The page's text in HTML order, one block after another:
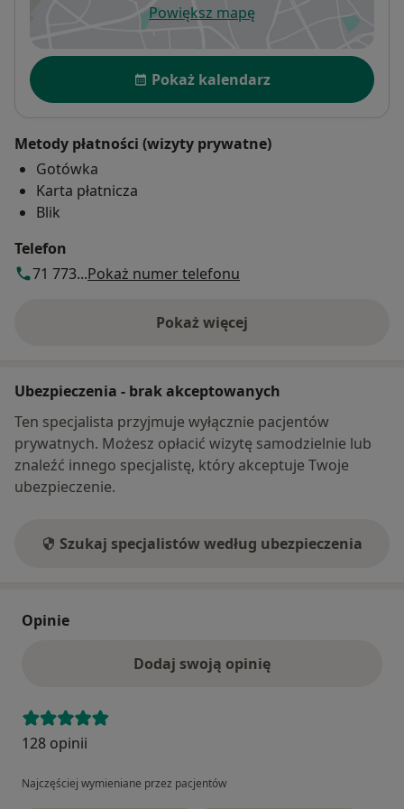
Powiększ mapęotwiera się w nowej karcie
Dostępność
Pokaż kalendarz
Metody płatności (wizyty prywatne)
Gotówka
Karta płatnicza
Blik
Telefon
71 773...Pokaż numer telefonu
Pokaż więcej
o adresie
Ubezpieczenia - brak akceptowanych
Ten specjalista przyjmuje wyłącznie pacjentów
prywatnych. Możesz opłacić wizytę samodzielnie lub
znaleźć innego specjalistę, który akceptuje Twoje
ubezpieczenie.
Szukaj specjalistów według ubezpieczenia
Opinie
Dodaj swoją opinię
128 opinii
Najczęściej wymieniane przez pacjentów